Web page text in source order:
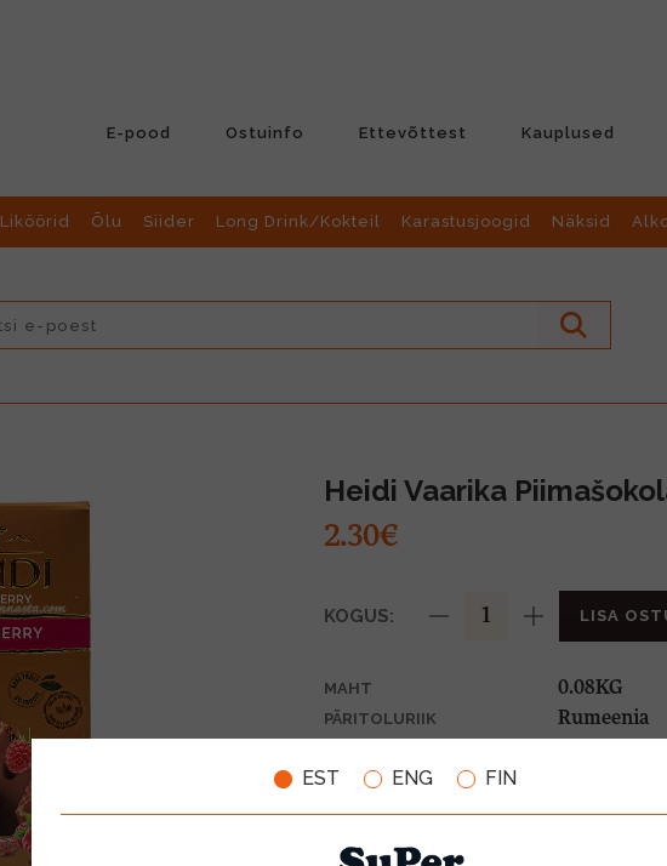
EST ENG FIN
E-pood Ostuinfo Ettevõttest Kauplused
Liköörid Õlu Siider Long Drink/Kokteil Karastusjoogid Näksid
Heidi Vaarika
2.30€
KOGUS: LISA
MAHT 0.08KG
PÄRITOLURIIK Rumeenia
KOOD
KOGUS KASTIS